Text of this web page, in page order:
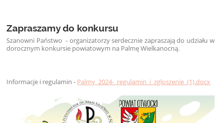
Zapraszamy do konkursu
Szanowni Państwo - organizatorzy serdecznie zapraszają do udziału w
dorocznym konkursie powiatowym na Palmę Wielkanocną.
Informacje i regulamin - Palmy_2024-_regulamin_i_zgloszenie_(1).docx